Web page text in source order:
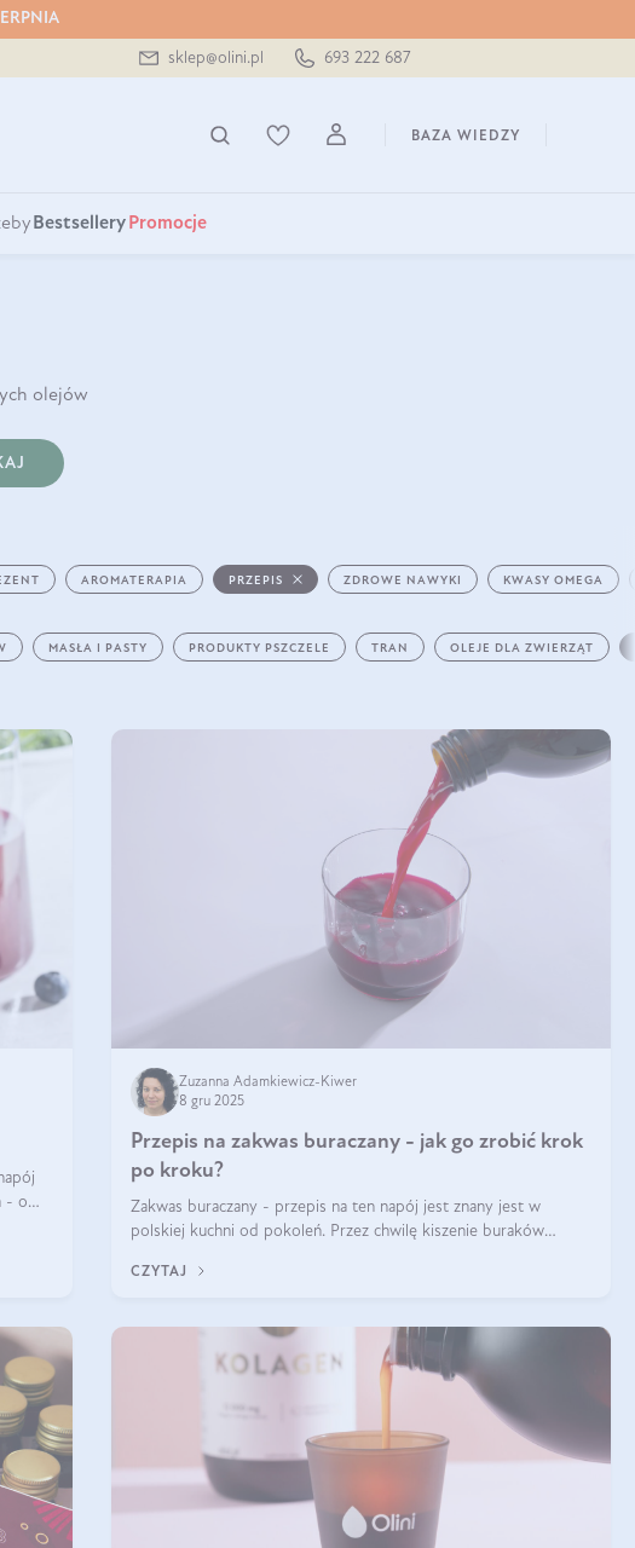
sklep@olini.pl 693 222 687
BAZA WIEDZY
Bestsellery Promocje
olejów
AROMATERAPIA PRZEPIS ZDROWE NAWYKI KWASY OMEGA
MASŁA I PASTY PRODUKTY PSZCZELE TRAN OLEJE DLA ZWIERZĄT
- o
Zuzanna Adamkiewicz-Kiwer
8 gru 2025
Przepis na zakwas buraczany - jak go zrobić krok
po kroku?
Zakwas buraczany - przepis na ten napój jest znany jest w
polskiej kuchni od pokoleń. Przez chwilę kiszenie buraków
na fali popularności na
CZYTAJ